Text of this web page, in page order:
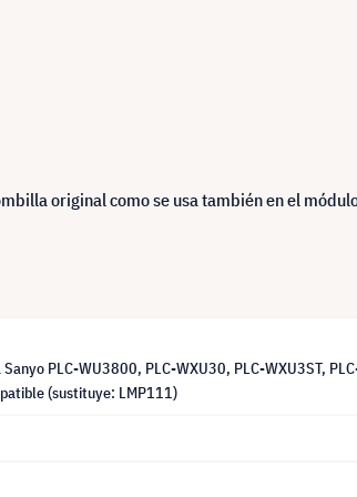
original como se usa también en el
PLC-WU3800, PLC-WXU30, PLC-WXU3ST,
(sustituye: LMP111)